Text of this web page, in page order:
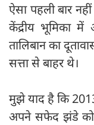
ऐसा पहली बार
केंद्रीय भूमिका
तालिबान का
सत्ता से बाहर थे।
मुझे याद है कि
अपने सफेद झंडे को